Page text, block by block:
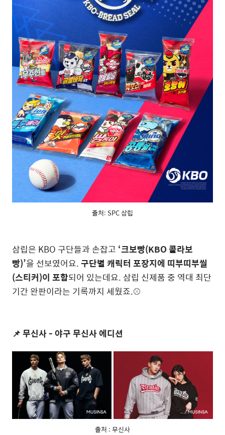
출처: SPC 삼립
삼립은 KBO 구단들과 손잡고 ‘크보빵(KBO 콜라보
빵)’을 선보였어요.구단별 캐릭터 포장지에 띠부띠부씰
(스티커)이 포함되어 있는데요. 삼립 신제품 중 역대 최단
기간 완판이라는 기록까지 세웠죠.⚾️
📌 무신사 - 야구 무신사 에디션
출처 : 무신사